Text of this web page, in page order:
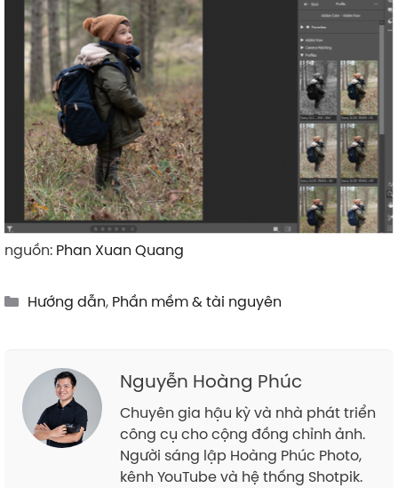
nguồn: Phan Xuan Quang
Categories
Hướng dẫn, Phần mềm & tài nguyên
Nguyễn Hoàng Phúc
Chuyên gia hậu kỳ và nhà phát triển
công cụ cho cộng đồng chỉnh ảnh.
Người sáng lập Hoàng Phúc Photo,
kênh YouTube và hệ thống Shotpik.